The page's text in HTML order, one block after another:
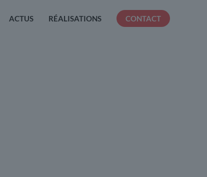
ACTUS RÉALISATIONS CONTACT